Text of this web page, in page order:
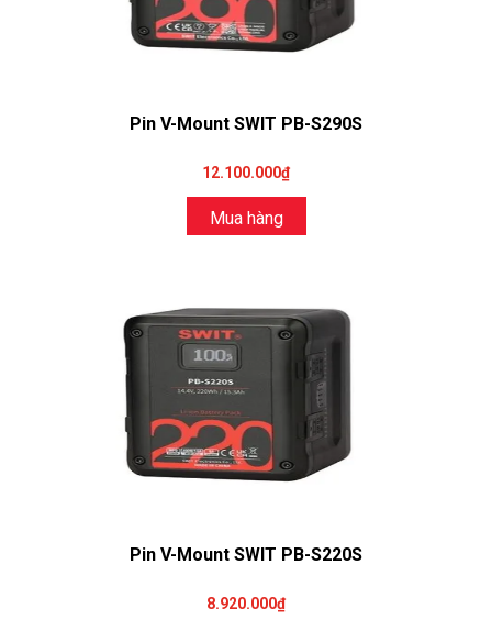
Pin V-Mount SWIT PB-S290S
12.100.000₫
Mua hàng
Pin V-Mount SWIT PB-S220S
8.920.000₫